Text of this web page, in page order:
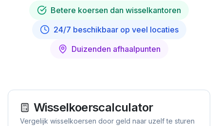
Betere koersen dan wisselkantoren
24/7 beschikbaar op veel locaties
Duizenden afhaalpunten
Wisselkoerscalculator
Vergelijk wisselkoersen door geld naar uzelf te sturen